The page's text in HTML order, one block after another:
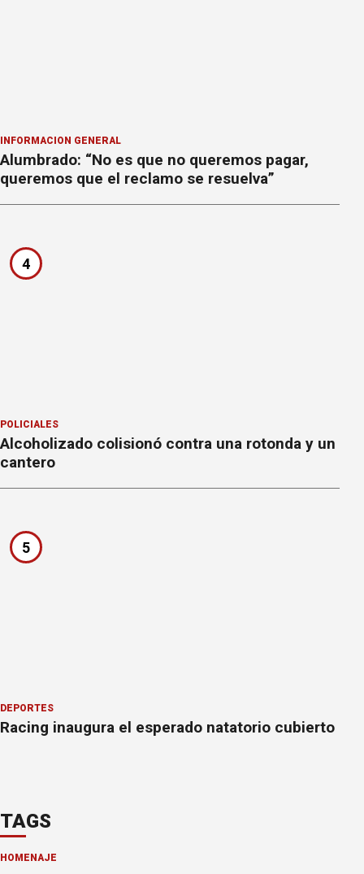
INFORMACION GENERAL
Alumbrado: “No es que no queremos pagar,
queremos que el reclamo se resuelva”
4
POLICIALES
Alcoholizado colisionó contra una rotonda y un
cantero
5
DEPORTES
Racing inaugura el esperado natatorio cubierto
TAGS
HOMENAJE